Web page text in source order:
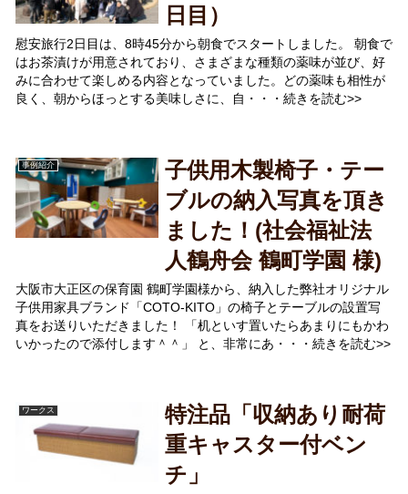
日目）
慰安旅行2日目は、8時45分から朝食でスタートしました。 朝食で
はお茶漬けが用意されており、さまざまな種類の薬味が並び、好
みに合わせて楽しめる内容となっていました。どの薬味も相性が
良く、朝からほっとする美味しさに、自・・・続きを読む>>
事例紹介
子供用木製椅子・テー
ブルの納入写真を頂き
ました！(社会福祉法
人鶴舟会 鶴町学園 様)
大阪市大正区の保育園 鶴町学園様から、納入した弊社オリジナル
子供用家具ブランド「COTO-KITO」の椅子とテーブルの設置写
真をお送りいただきました！ 「机といす置いたらあまりにもかわ
いかったので添付します＾＾」 と、非常にあ・・・続きを読む>>
ワークス
特注品「収納あり耐荷
重キャスター付ベン
チ」